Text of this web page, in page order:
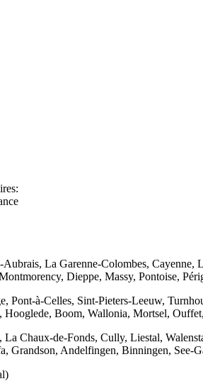
Aubrais, La Garenne-Colombes,
Dieppe, Massy, Pontoise,
Pont-à-Celles, Sint-Pieters-Leeuw,
Hooglede, Boom, Wallonia, Mortsel,
La Chaux-de-Fonds, Cully, Liestal,
Grandson, Andelfingen, Binningen, See-